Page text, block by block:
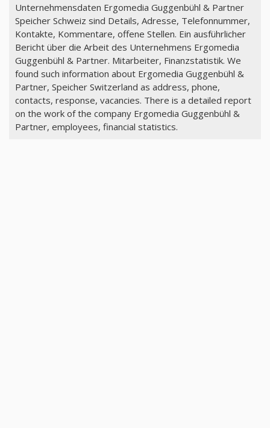
Unternehmensdaten Ergomedia Guggenbühl & Partner
Speicher Schweiz sind Details, Adresse, Telefonnummer,
Kontakte, Kommentare, offene Stellen. Ein ausführlicher
Bericht über die Arbeit des Unternehmens Ergomedia
Guggenbühl & Partner. Mitarbeiter, Finanzstatistik. We
found such information about Ergomedia Guggenbühl &
Partner, Speicher Switzerland as address, phone,
contacts, response, vacancies. There is a detailed report
on the work of the company Ergomedia Guggenbühl &
Partner, employees, financial statistics.